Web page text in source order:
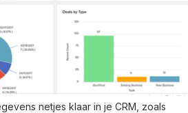
netjes klaar in je CRM, zoals